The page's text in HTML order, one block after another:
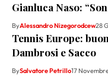
Gianluca Naso:
ByAlessandro Nizegorodcew28
Tennis Europe:
Dambrosi e Sacco
BySalvatore Petrillo17